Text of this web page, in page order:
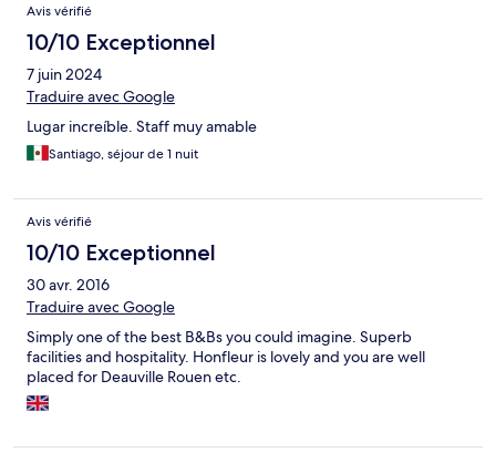
Avis vérifié
10/10 Exceptionnel
7 juin 2024
Traduire avec Google
Lugar increíble. Staff muy amable
Santiago, séjour de 1 nuit
Avis vérifié
10/10 Exceptionnel
30 avr. 2016
Traduire avec Google
Simply one of the best B&Bs you could imagine. Superb
facilities and hospitality. Honfleur is lovely and you are well
placed for Deauville Rouen etc.